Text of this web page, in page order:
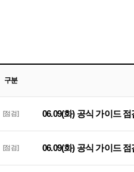
구분
[점검] 06.09(화) 공식 가이드
[점검] 06.09(화) 공식 가이드 점